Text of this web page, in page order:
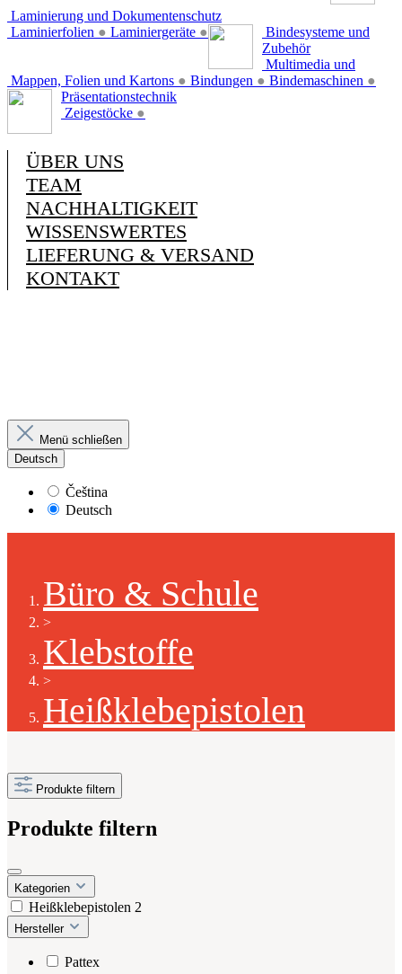
Laminierung und Dokumentenschutz
Laminierfolien ● Laminiergeräte ●
Bindesysteme und
Zubehör
Mappen, Folien und Kartons ● Bindungen ● Bindemaschinen ●
Multimedia und
Präsentationstechnik
Zeigestöcke ●
ÜBER UNS
TEAM
NACHHALTIGKEIT
WISSENSWERTES
LIEFERUNG & VERSAND
KONTAKT
Menü schließen
Deutsch
Čeština
Deutsch
Büro & Schule
>
Klebstoffe
>
Heißklebepistolen
Produkte filtern
Produkte filtern
Kategorien
Heißklebepistolen 2
Hersteller
Pattex